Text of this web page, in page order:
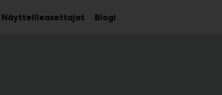
NäytteilleasettajatAvaaBlogi